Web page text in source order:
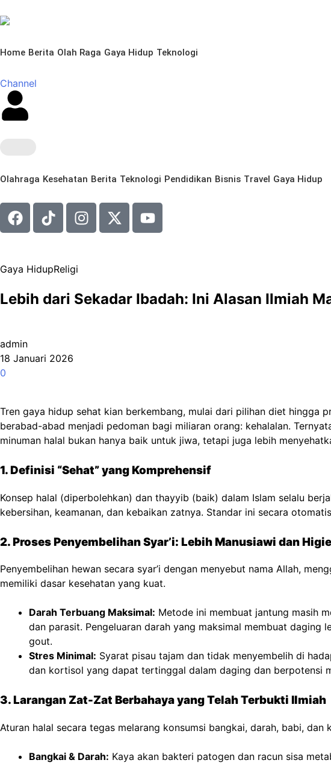
Home Berita Olah Raga Gaya Hidup Teknologi
Channel
Olahraga Kesehatan Berita Teknologi Pendidikan Bisnis Travel Gaya Hidup
Gaya HidupReligi
Lebih dari Sekadar Ibadah: Ini Alasan Ilmiah
admin
18 Januari 2026
0
Tren gaya hidup sehat kian berkembang, mulai dari pilihan diet hingga
berabad-abad menjadi pedoman bagi miliaran orang: kehalalan.
minuman halal bukan hanya baik untuk jiwa, tetapi juga lebih
1. Definisi “Sehat” yang Komprehensif
Konsep halal (diperbolehkan) dan thayyib (baik) dalam Islam selalu
kebersihan, keamanan, dan kebaikan zatnya. Standar ini secara
2. Proses Penyembelihan Syar’i: Lebih Manusiawi dan
Penyembelihan hewan secara syar’i dengan menyebut nama Allah,
memiliki dasar kesehatan yang kuat.
Darah Terbuang Maksimal: Metode ini membuat jantung masih
dan parasit. Pengeluaran darah yang maksimal membuat
gout.
Stres Minimal: Syarat pisau tajam dan tidak menyembelih di
dan kortisol yang dapat tertinggal dalam daging dan berpotensi
3. Larangan Zat-Zat Berbahaya yang Telah Terbukti Ilmiah
Aturan halal secara tegas melarang konsumsi bangkai, darah, babi,
Bangkai & Darah: Kaya akan bakteri patogen dan racun sisa